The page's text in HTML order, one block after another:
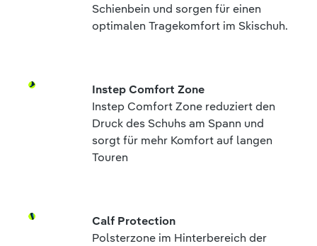
Schienbein und sorgen für einen
optimalen Tragekomfort im Skischuh.
Instep Comfort Zone
Instep Comfort Zone reduziert den
Druck des Schuhs am Spann und
sorgt für mehr Komfort auf langen
Touren
Calf Protection
Polsterzone im Hinterbereich der